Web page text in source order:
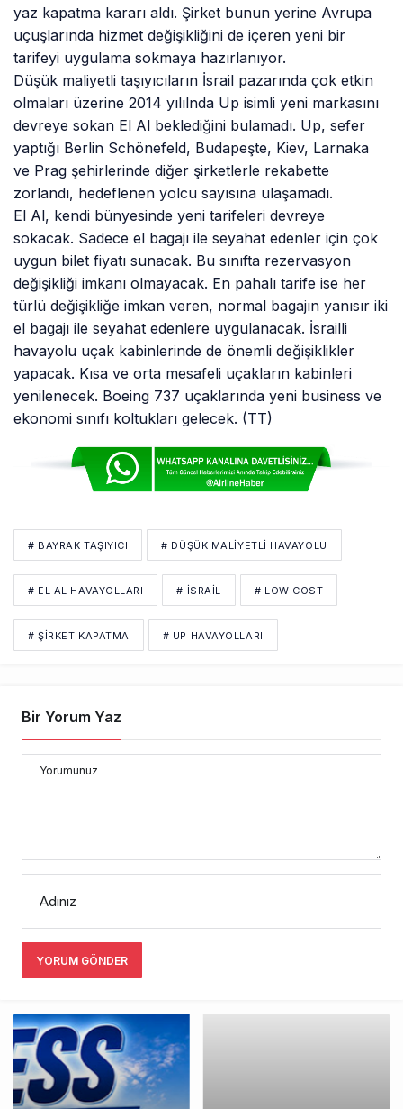
yaz kapatma kararı aldı. Şirket bunun yerine Avrupa
uçuşlarında hizmet değişikliğini de içeren yeni bir
tarifeyi uygulama sokmaya hazırlanıyor.
Düşük maliyetli taşıyıcıların İsrail pazarında çok etkin
olmaları üzerine 2014 yılılnda Up isimli yeni markasını
devreye sokan El Al beklediğini bulamadı. Up, sefer
yaptığı Berlin Schönefeld, Budapeşte, Kiev, Larnaka
ve Prag şehirlerinde diğer şirketlerle rekabette
zorlandı, hedeflenen yolcu sayısına ulaşamadı.
El Al, kendi bünyesinde yeni tarifeleri devreye
sokacak. Sadece el bagajı ile seyahat edenler için çok
uygun bilet fiyatı sunacak. Bu sınıfta rezervasyon
değişikliği imkanı olmayacak. En pahalı tarife ise her
türlü değişikliğe imkan veren, normal bagajın yanısır iki
el bagajı ile seyahat edenlere uygulanacak. İsrailli
havayolu uçak kabinlerinde de önemli değişiklikler
yapacak. Kısa ve orta mesafeli uçakların kabinleri
yenilenecek. Boeing 737 uçaklarında yeni business ve
ekonomi sınıfı koltukları gelecek. (TT)
# BAYRAK TAŞIYICI # DÜŞÜK MALİYETLİ HAVAYOLU
# EL AL HAVAYOLLARI # İSRAİL # LOW COST
# ŞİRKET KAPATMA # UP HAVAYOLLARI
Bir Yorum Yaz
Yorumunuz
Adınız
YORUM GÖNDER